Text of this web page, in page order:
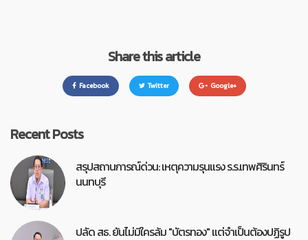
Share this article
Facebook Twitter Google+
Recent Posts
สรุปสถานการณ์ด่วน: เหตุความรุนแรง ร.ร.เทพศิรินทร์
นนทบุรี
ปลัด สธ. ยันไม่มีใครล้ม "บัตรทอง" แต่จำเป็นต้องปฏิรูป